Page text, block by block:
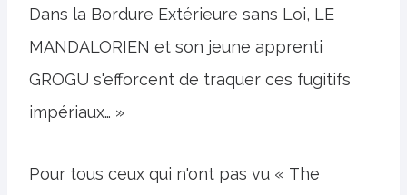
Dans la Bordure Extérieure sans Loi, LE
MANDALORIEN et son jeune apprenti
GROGU s'efforcent de traquer ces fugitifs
impériaux… »
Pour tous ceux qui n'ont pas vu « The